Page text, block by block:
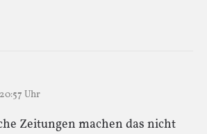
Uhr
Zeitungen machen das nicht